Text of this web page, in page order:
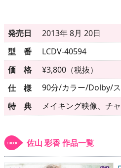
▶制作中
▶発売年月日
ご利用ガ
▶
発売日
2013年 8月 20日
型 番
LCDV-40594
価 格
¥3,800（税抜）
仕 様
90分/カラー/Dolby/
特 典
メイキング映像、チ
佐山 彩香 作品一覧